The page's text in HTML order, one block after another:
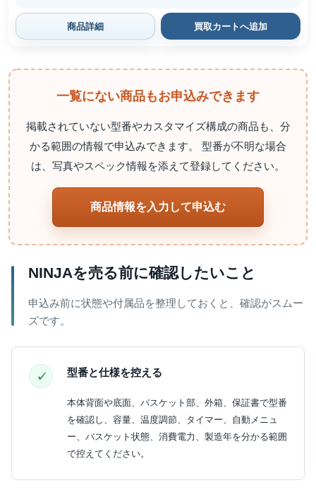
商品詳細 買取カートへ追加
一覧にない商品もお申込みできます
掲載されていない型番やカスタマイズ構成の商品も、分
かる範囲の情報で申込みできます。 型番が不明な場合
は、写真やスペック情報を添えて登録してください。
商品情報を入力して申込む
NINJAを売る前に確認したいこと
申込み前に状態や付属品を整理しておくと、確認がスムー
ズです。
型番と仕様を控える
本体背面や底面、バスケット部、外箱、保証書で型番
を確認し、容量、温度調節、タイマー、自動メニュ
ー、バスケット状態、消費電力、製造年を分かる範囲
で控えてください。